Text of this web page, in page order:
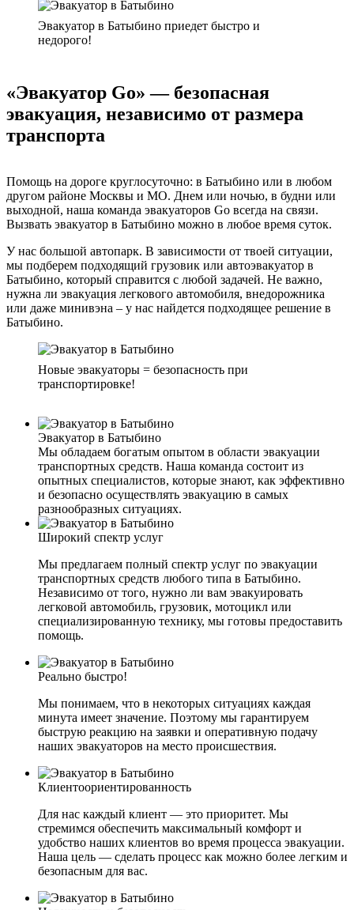
Эвакуатор в Батыбино приедет быстро и
недорого!
«Эвакуатор Go» — безопасная
эвакуация, независимо от размера
транспорта
Помощь на дороге круглосуточно: в Батыбино или в любом
другом районе Москвы и МО. Днем или ночью, в будни или
выходной, наша команда эвакуаторов Go всегда на связи.
Вызвать эвакуатор в Батыбино можно в любое время суток.
У нас большой автопарк. В зависимости от твоей ситуации,
мы подберем подходящий грузовик или автоэвакуатор в
Батыбино, который справится с любой задачей. Не важно,
нужна ли эвакуация легкового автомобиля, внедорожника
или даже минивэна – у нас найдется подходящее решение в
Батыбино.
Новые эвакуаторы = безопасность при
транспортировке!
Эвакуатор в Батыбино
Мы обладаем богатым опытом в области эвакуации
транспортных средств. Наша команда состоит из
опытных специалистов, которые знают, как эффективно
и безопасно осуществлять эвакуацию в самых
разнообразных ситуациях.
Широкий спектр услуг
Мы предлагаем полный спектр услуг по эвакуации
транспортных средств любого типа в Батыбино.
Независимо от того, нужно ли вам эвакуировать
легковой автомобиль, грузовик, мотоцикл или
специализированную технику, мы готовы предоставить
помощь.
Реально быстро!
Мы понимаем, что в некоторых ситуациях каждая
минута имеет значение. Поэтому мы гарантируем
быструю реакцию на заявки и оперативную подачу
наших эвакуаторов на место происшествия.
Клиентоориентированность
Для нас каждый клиент — это приоритет. Мы
стремимся обеспечить максимальный комфорт и
удобство наших клиентов во время процесса эвакуации.
Наша цель — сделать процесс как можно более легким и
безопасным для вас.